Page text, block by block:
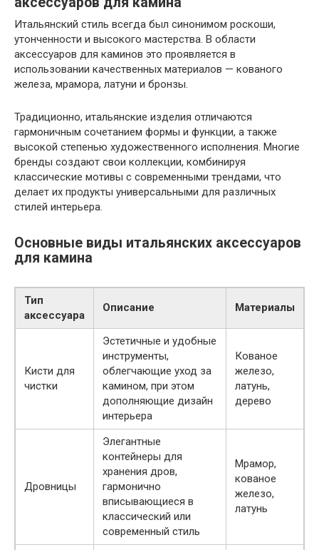
Итальянский стиль всегда был синонимом роскоши,
утонченности и высокого мастерства. В области
аксессуаров для каминов это проявляется в
использовании качественных материалов — кованого
железа, мрамора, латуни и бронзы.
Традиционно, итальянские изделия отличаются
гармоничным сочетанием формы и функции, а также
высокой степенью художественного исполнения. Многие
бренды создают свои коллекции, комбинируя
классические мотивы с современными трендами, что
делает их продукты универсальными для различных
стилей интерьера.
Основные виды итальянских аксессуаров
для камина
Тип
аксессуара
Описание Материалы
Кисти для
чистки
Эстетичные и удобные
инструменты,
облегчающие уход за
камином, при этом
дополняющие дизайн
интерьера
Кованое
железо,
латунь,
дерево
Дровницы
Элегантные
контейнеры для
хранения дров,
гармонично
вписывающиеся в
классический или
современный стиль
Мрамор,
кованое
железо,
латунь